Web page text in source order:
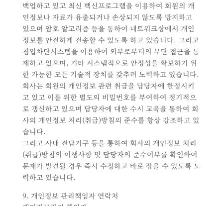
백업하고 있고 최신 백신프로그램을 이용하여 회원의 개
인정보나 자료가 유출되거나 손상되지 않도록 방지하고
있으며 암호 알고리즘 등을 통하여 네트워크상에서 개인
정보를 안전하게 전송할 수 있도록 하고 있습니다. 그리고
침입차단시스템을 이용하여 외부로부터의 무단 접근을 통
제하고 있으며, 기타 시스템적으로 안정성을 확보하기 위
한 가능한 모든 기술적 장치를 갖추려 노력하고 있습니다.
회사는 회원의 개인정보 관련 취급을 담당자에 한정시키
고 있고 이를 위한 별도의 비밀번호를 부여하여 정기적으
로 갱신하고 있으며 담당자에 대한 수시 교육을 통하여 회
사의 개인정보 처리(취급)방침의 준수를 항상 강조하고 있
습니다.
그리고 사내 전담기구 등을 통하여 회사의 개인정보 처리
(취급)방침의 이행사항 및 담당자의 준수여부를 확인하여
문제가 발견될 경우 즉시 수정하고 바로 잡을 수 있도록 노
력하고 있습니다.
9. 개인정보 관리책임자 연락처